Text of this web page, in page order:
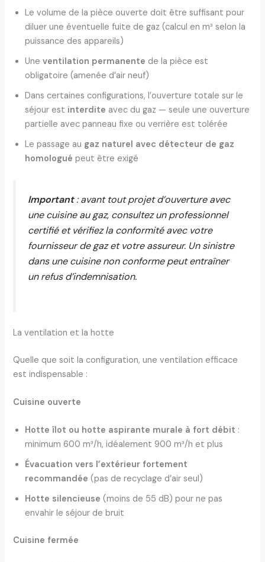
Le volume de la pièce ouverte doit être suffisant pour
diluer une éventuelle fuite de gaz (calcul en m³ selon la
puissance des appareils)
Uneventilation permanente de la pièce est
obligatoire (amenée d’air neuf)
Dans certaines configurations, l’ouverture totale sur le
séjour est interdite avec du gaz — seule une ouverture
partielle avec panneau fixe ou verrière est tolérée
Le passage au gaz naturel avec détecteur de gaz
homologué peut être exigé
Important: avant tout projet d’ouverture avec
une cuisine au gaz, consultez un professionnel
certifié et vérifiez la conformité avec votre
fournisseur de gaz et votre assureur. Un sinistre
dans une cuisine non conforme peut entraîner
un refus d’indemnisation.
La ventilation et la hotte
Quelle que soit la configuration, une ventilation efficace
est indispensable :
Cuisine ouverte
Hotte îlot ou hotte aspirante murale à fort débit :
minimum 600 m³/h, idéalement 900 m³/h et plus
Évacuation vers l’extérieur fortement
recommandée (pas de recyclage d’air seul)
Hotte silencieuse (moins de 55 dB) pour ne pas
envahir le séjour de bruit
Cuisine fermée